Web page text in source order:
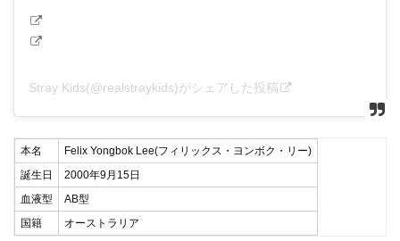
Stray Kids(@realstraykids)がシェアした投稿
本名
Felix Yongbok Lee(フィリックス・ヨンボク・リー)
誕生日
2000年9月15日
血液型
AB型
国籍
オーストラリア